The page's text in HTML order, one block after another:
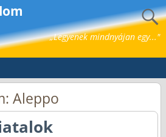
„Legyenek mindnyájan egy..."
Aleppo